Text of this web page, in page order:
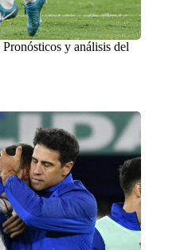
y análisis del